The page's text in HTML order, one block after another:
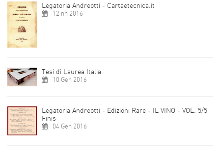
Legatoria Andreotti - Cartaetecnica.it
12 nn 2016
Tesi di Laurea Italia
10 Gen 2016
Legatoria Andreotti - Edizioni Rare - IL VINO - VOL. 5/5
Finis
04 Gen 2016